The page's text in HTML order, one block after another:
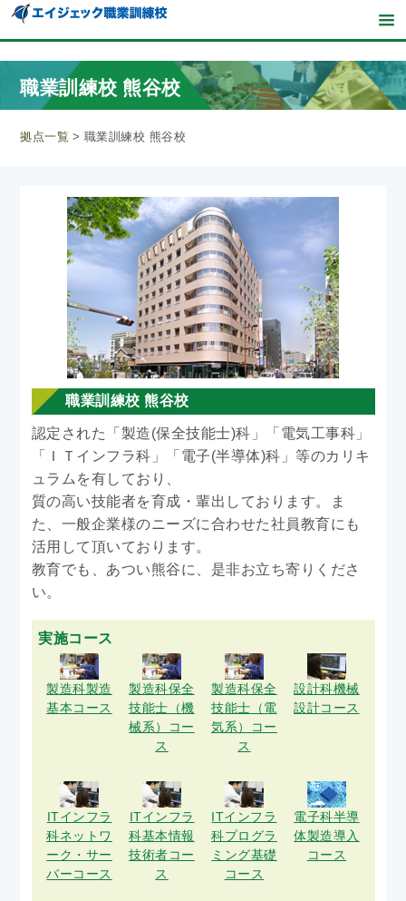
職業訓練校 熊谷校
拠点一覧 > 職業訓練校 熊谷校
職業訓練校 熊谷校
認定された「製造(保全技能士)科」「電気工事科」
「ＩＴインフラ科」「電子(半導体)科」等のカリキ
ュラムを有しており、
質の高い技能者を育成・輩出しております。ま
た、一般企業様のニーズに合わせた社員教育にも
活用して頂いております。
教育でも、あつい熊谷に、是非お立ち寄りくださ
い。
実施コース
製造科製造
基本コース
製造科保全
技能士（機
械系）コー
ス
製造科保全
技能士（電
気系）コー
ス
設計科機械
設計コース
ITインフラ
科ネットワ
ーク・サー
バーコース
ITインフラ
科基本情報
技術者コー
ス
ITインフラ
科プログラ
ミング基礎
コース
電子科半導
体製造導入
コース